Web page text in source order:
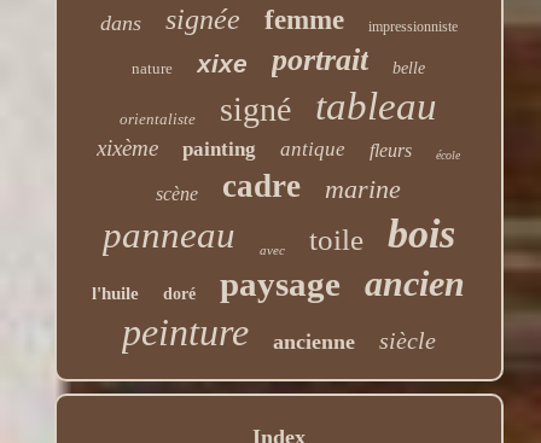
dans signée femme impressionniste
nature xixe portrait belle
orientaliste signé tableau
xixème painting antique fleurs école
scène cadre marine
panneau avec toile bois
l'huile doré paysage ancien
peinture ancienne siècle
Index